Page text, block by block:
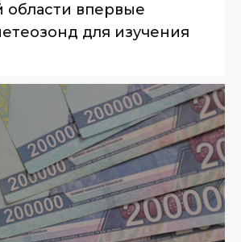
области впервые
для изучения